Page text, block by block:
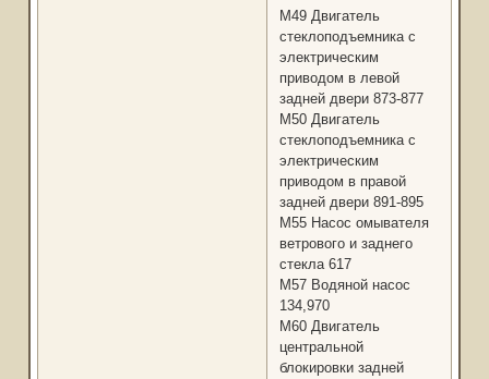
М49 Двигатель
стеклоподъемника с
электрическим
приводом в левой
задней двери 873-877
М50 Двигатель
стеклоподъемника с
электрическим
приводом в правой
задней двери 891-895
М55 Насос омывателя
ветрового и заднего
стекла 617
М57 Водяной насос
134,970
M60 Двигатель
центральной
блокировки задней